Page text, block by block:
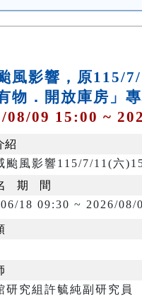
風影響，原115/
物．開放庫房」
08/09 15:00 ~
紹
颱風影響115/7/11(六
期 間
18 09:30 ~ 2026/08/
研究組許毓純副研究員